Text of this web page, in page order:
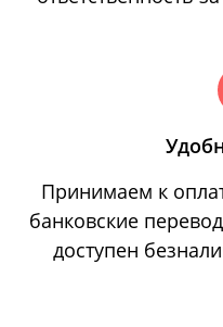
Принимаем к
банковские
доступен